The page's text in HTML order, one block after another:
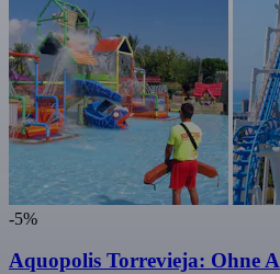
-5%
Aquopolis Torrevieja: Ohne